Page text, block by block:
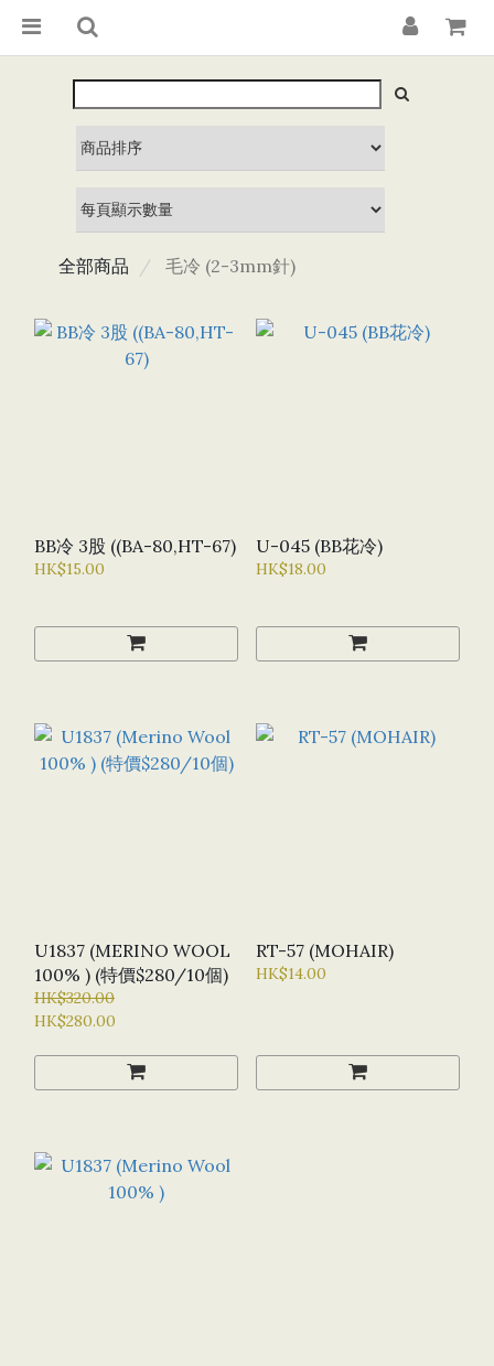
全部商品 毛冷 (2-3mm針)
BB冷 3股 ((BA-80,HT-67)
HK$15.00
U-045 (BB花冷)
HK$18.00
U1837 (MERINO WOOL
100% ) (特價$280/10個)
HK$320.00
HK$280.00
RT-57 (MOHAIR)
HK$14.00